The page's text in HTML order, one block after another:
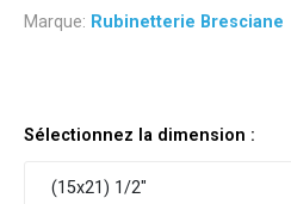
Marque: Rubinetterie Bresciane
Sélectionnez la dimension :
(15x21) 1/2"